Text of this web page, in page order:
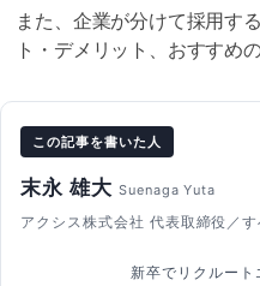
また、企業が分けて採用す
ト・デメリット、おすすめ
この記事を書いた人
末永 雄大 Suenaga Yuta
アクシス株式会社 代表取締役／
新卒でリクルー